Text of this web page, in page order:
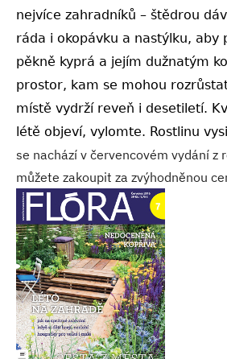
nejvíce zahradníků – štědrou
ráda i okopávku a nastýlku, aby
pěkně kyprá a jejím dužnatým
prostor, kam se mohou
místě vydrží reveň i desetiletí.
létě objeví, vylomte. Rostlinu
se nachází v červencovém vydání z
můžete zakoupit za zvýhodněnou